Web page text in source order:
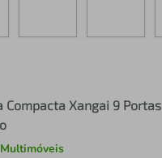
Compacta Xangai 9 Portas
Multimóveis